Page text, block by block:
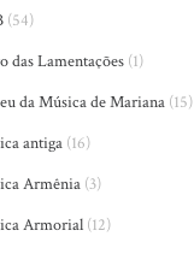
(54)
das Lamentações (1)
da Música de Mariana (15)
antiga (16)
Armênia (3)
Armorial (12)